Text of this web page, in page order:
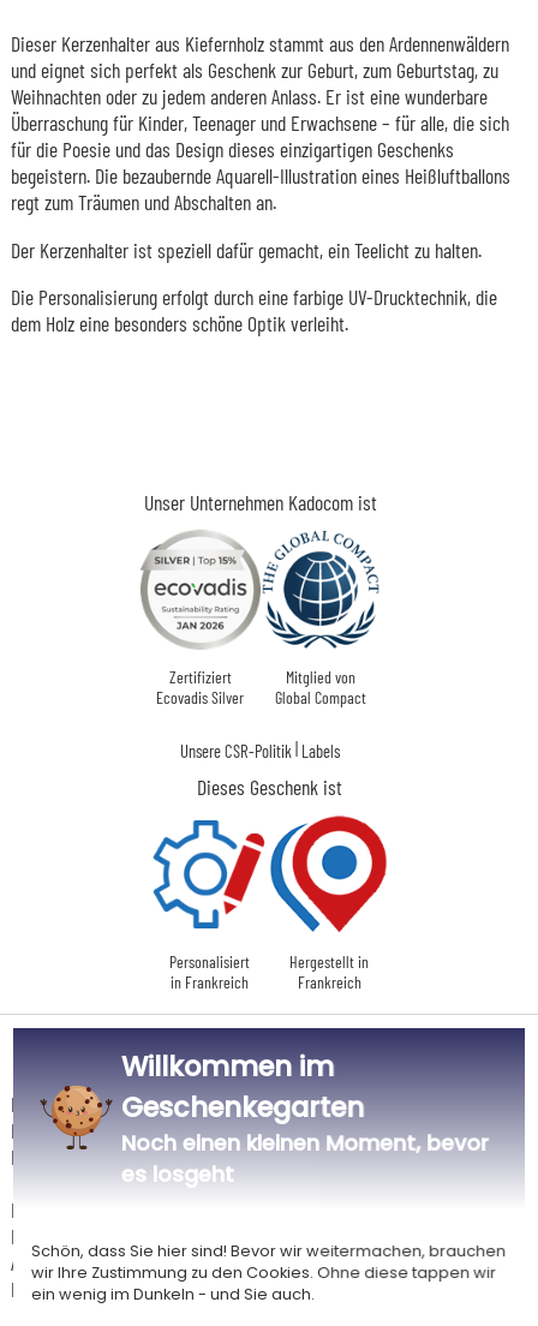
Unser Unternehmen Kadocom ist
Zertifiziert
Ecovadis Silver
Mitglied von
Global Compact
Unsere CSR-Politik | Labels
Dieses Geschenk ist
Personalisiert
in Frankreich
Hergestellt in
Frankreich
Dieser Kerzenhalter aus Kiefernholz stammt aus den Ardennenwäldern
und eignet sich perfekt als Geschenk zur Geburt, zum Geburtstag, zu
Weihnachten oder zu jedem anderen Anlass. Er ist eine wunderbare
Überraschung für Kinder, Teenager und Erwachsene – für alle, die sich
für die Poesie und das Design dieses einzigartigen Geschenks
begeistern. Die bezaubernde Aquarell-Illustration eines Heißluftballons
regt zum Träumen und Abschalten an.
Der Kerzenhalter ist speziell dafür gemacht, ein Teelicht zu halten.
Die Personalisierung erfolgt durch eine farbige UV-Drucktechnik, die
dem Holz eine besonders schöne Optik verleiht.
Lieferdatum und Lieferpreis
Dieser Artikel wird in unserem Atelier in Toulouse personalisiert.
Er ist für das Angebot "Versandkostenfrei ab 85 € Warenwert" mit der
Hermes-Standardlieferung berechtigt.
Für jede Bestellung unter 85 € gelten die unten aufgeführten
Lieferkosten für den Kauf dieses Artikels.
Artikel, die in unserem Atelier personalisiert werden (etwa 95% unserer
Produkte), sind mit dem Logo
gekennzeichnet.
Willkommen im
Geschenkegarten
Noch einen kleinen Moment, bevor
es losgeht
Schön, dass Sie hier sind! Bevor wir weitermachen, brauchen
wir Ihre Zustimmung zu den Cookies. Ohne diese tappen wir
ein wenig im Dunkeln - und Sie auch.